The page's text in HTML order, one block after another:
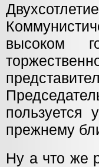
высоком
прежнему
Ну а что же